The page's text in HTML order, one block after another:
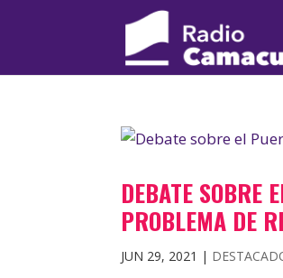
DEBATE SOBRE
PROBLEMA DE
JUN 29, 2021 |